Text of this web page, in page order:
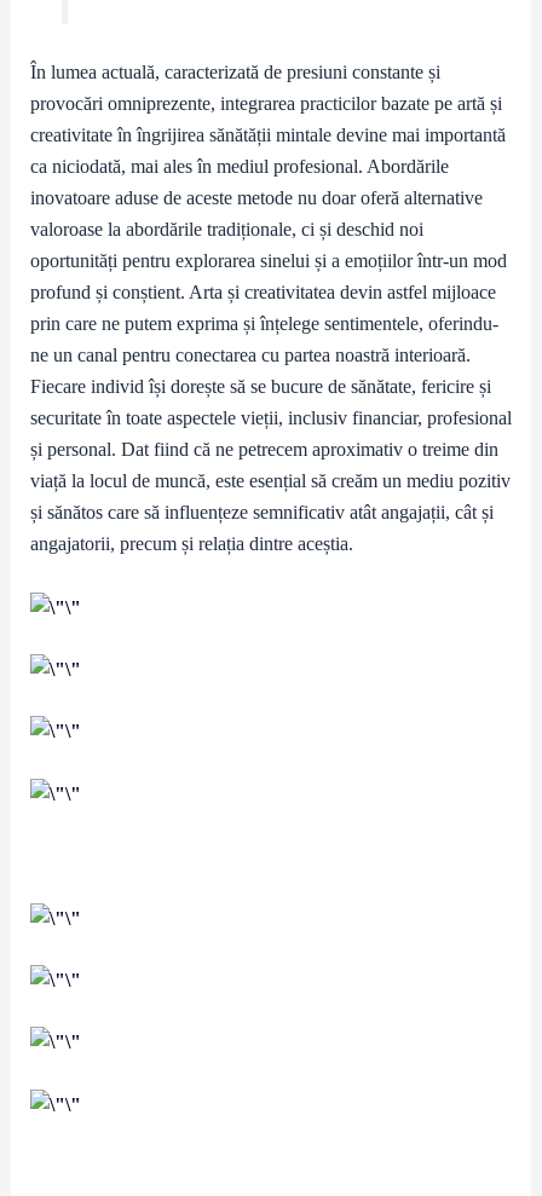
În lumea actuală, caracterizată de presiuni constante și
provocări omniprezente, integrarea practicilor bazate pe artă și
creativitate în îngrijirea sănătății mintale devine mai importantă
ca niciodată, mai ales în mediul profesional. Abordările
inovatoare aduse de aceste metode nu doar oferă alternative
valoroase la abordările tradiționale, ci și deschid noi
oportunități pentru explorarea sinelui și a emoțiilor într-un mod
profund și conștient. Arta și creativitatea devin astfel mijloace
prin care ne putem exprima și înțelege sentimentele, oferindu-
ne un canal pentru conectarea cu partea noastră interioară.
Fiecare individ își dorește să se bucure de sănătate, fericire și
securitate în toate aspectele vieții, inclusiv financiar, profesional
și personal. Dat fiind că ne petrecem aproximativ o treime din
viață la locul de muncă, este esențial să creăm un mediu pozitiv
și sănătos care să influențeze semnificativ atât angajații, cât și
angajatorii, precum și relația dintre aceștia.